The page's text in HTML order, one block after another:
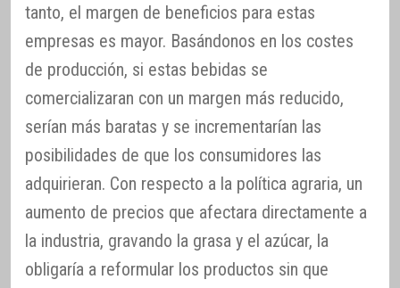
tanto, el margen de beneficios para estas
empresas es mayor. Basándonos en los costes
de producción, si estas bebidas se
comercializaran con un margen más reducido,
serían más baratas y se incrementarían las
posibilidades de que los consumidores las
adquirieran. Con respecto a la política agraria, un
aumento de precios que afectara directamente a
la industria, gravando la grasa y el azúcar, la
obligaría a reformular los productos sin que